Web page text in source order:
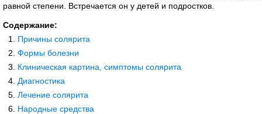
равной степени. Встречается он у детей и подростков.
Содержание:
Причины солярита
Формы болезни
Клиническая картина, симптомы солярита
Диагностика
Лечение солярита
Народные средства